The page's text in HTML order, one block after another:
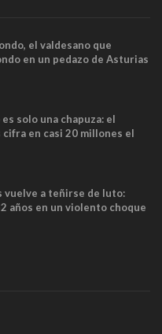
el valdesano que
en un pedazo de Asturias
es solo una chapuza: el
en casi 20 millones el
que no cabían por los
vuelve a teñirse de luto:
años en un violento choque